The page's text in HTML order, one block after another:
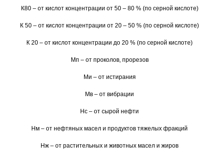
К80 – от кислот концентрации от 50 – 80 % (по серной кислоте)
К 50 – от кислот концентрации от 20 – 50 % (по серной кислоте)
К 20 – от кислот концентрации до 20 % (по серной кислоте)
Мп – от проколов, прорезов
Ми – от истирания
Мв – от вибрации
Нс – от сырой нефти
Нм – от нефтяных масел и продуктов тяжелых фракций
Нж – от растительных и животных масел и жиров